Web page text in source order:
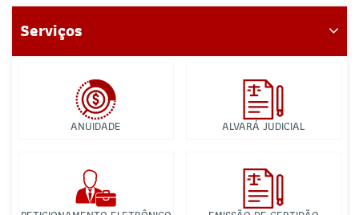
Serviços
ANUIDADE ALVARÁ JUDICIAL